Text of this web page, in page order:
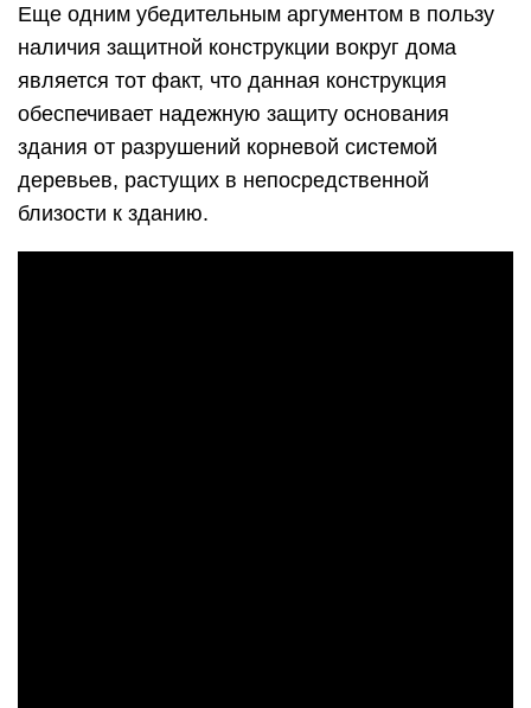
Еще одним убедительным аргументом в пользу
наличия защитной конструкции вокруг дома
является тот факт, что данная конструкция
обеспечивает надежную защиту основания
здания от разрушений корневой системой
деревьев, растущих в непосредственной
близости к зданию.